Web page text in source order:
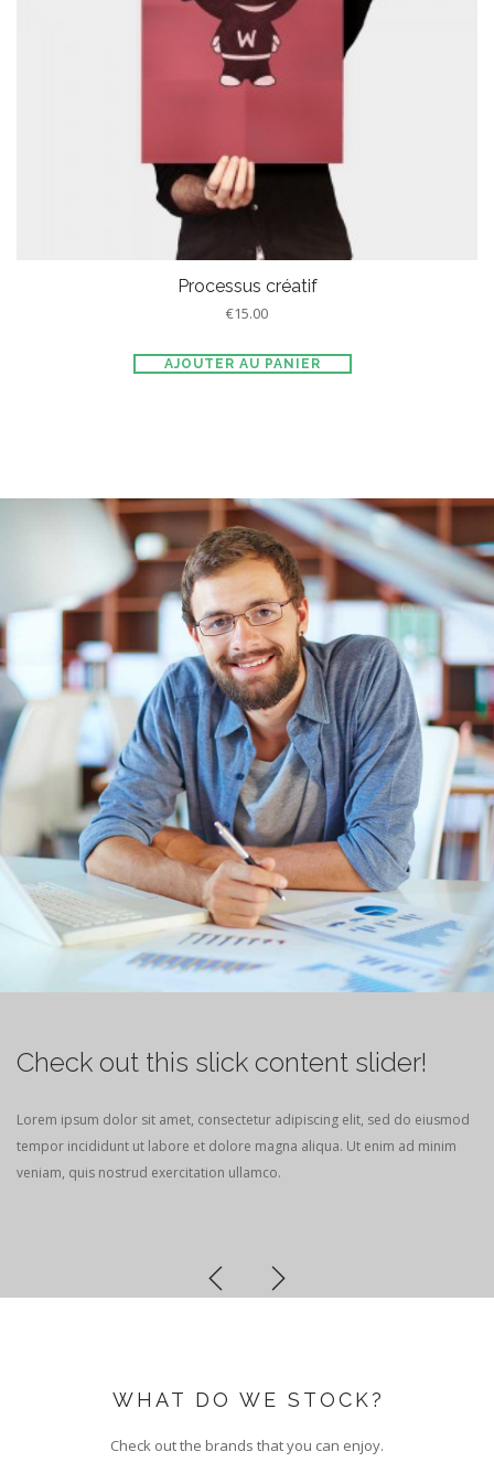
Processus créatif
€15.00
AJOUTER AU PANIER
Check out this slick content slider!
Lorem ipsum dolor sit amet, consectetur adipiscing elit, sed do eiusmod
tempor incididunt ut labore et dolore magna aliqua. Ut enim ad minim
veniam, quis nostrud exercitation ullamco.
WHAT DO WE STOCK?
Check out the brands that you can enjoy.